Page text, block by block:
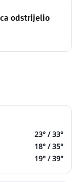
odstrijelio
23° /33°
18° /35°
19° /39°